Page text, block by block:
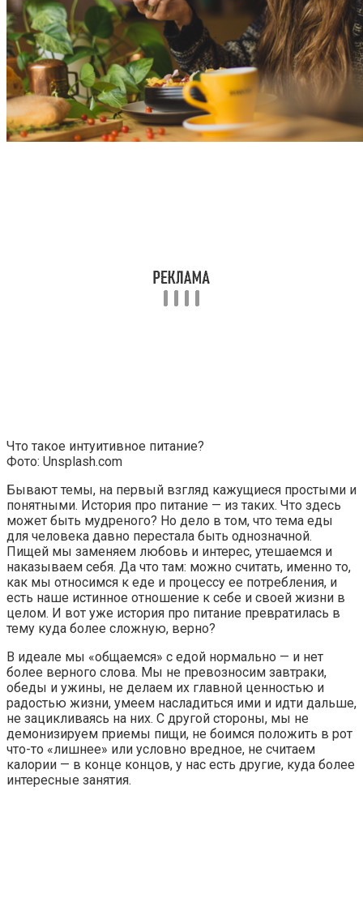
Что такое интуитивное питание?
Фото: Unsplash.com
Бывают темы, на первый взгляд кажущиеся простыми и
понятными. История про питание — из таких. Что здесь
может быть мудреного? Но дело в том, что тема еды
для человека давно перестала быть однозначной.
Пищей мы заменяем любовь и интерес, утешаемся и
наказываем себя. Да что там: можно считать, именно то,
как мы относимся к еде и процессу ее потребления, и
есть наше истинное отношение к себе и своей жизни в
целом. И вот уже история про питание превратилась в
тему куда более сложную, верно?
В идеале мы «общаемся» с едой нормально — и нет
более верного слова. Мы не превозносим завтраки,
обеды и ужины, не делаем их главной ценностью и
радостью жизни, умеем насладиться ими и идти дальше,
не зацикливаясь на них. С другой стороны, мы не
демонизируем приемы пищи, не боимся положить в рот
что-­­то «лишнее» или условно вредное, не считаем
калории — в конце концов, у нас есть другие, куда более
интересные занятия.